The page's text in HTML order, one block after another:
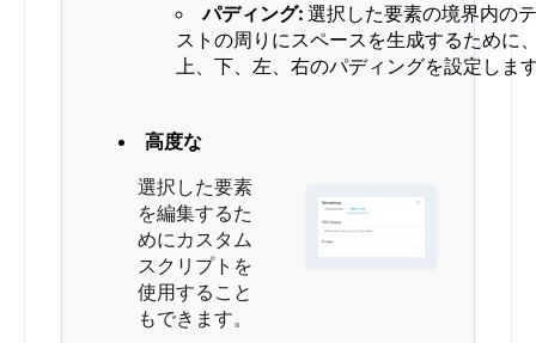
パディング: 選択した要素の境界内の
ストの周りにスペースを生成するために
上、下、左、右のパディングを設定しま
高度な
選択した要素
を編集するた
めにカスタム
スクリプトを
使用すること
もできます。